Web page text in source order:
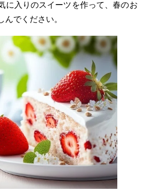
に入りのスイーツを作って、春のお
んでください。